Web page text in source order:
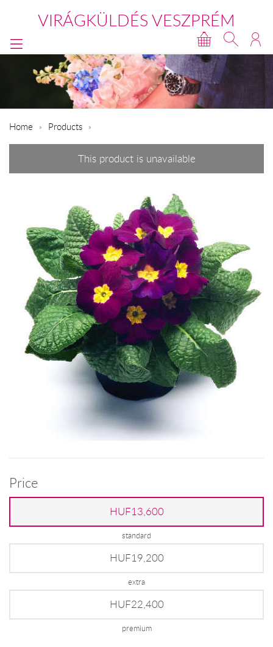
VIRÁGKÜLDÉS VESZPRÉM
Home Products
This product is unavailable
Price
HUF13,600
standard
HUF19,200
extra
HUF22,400
premium